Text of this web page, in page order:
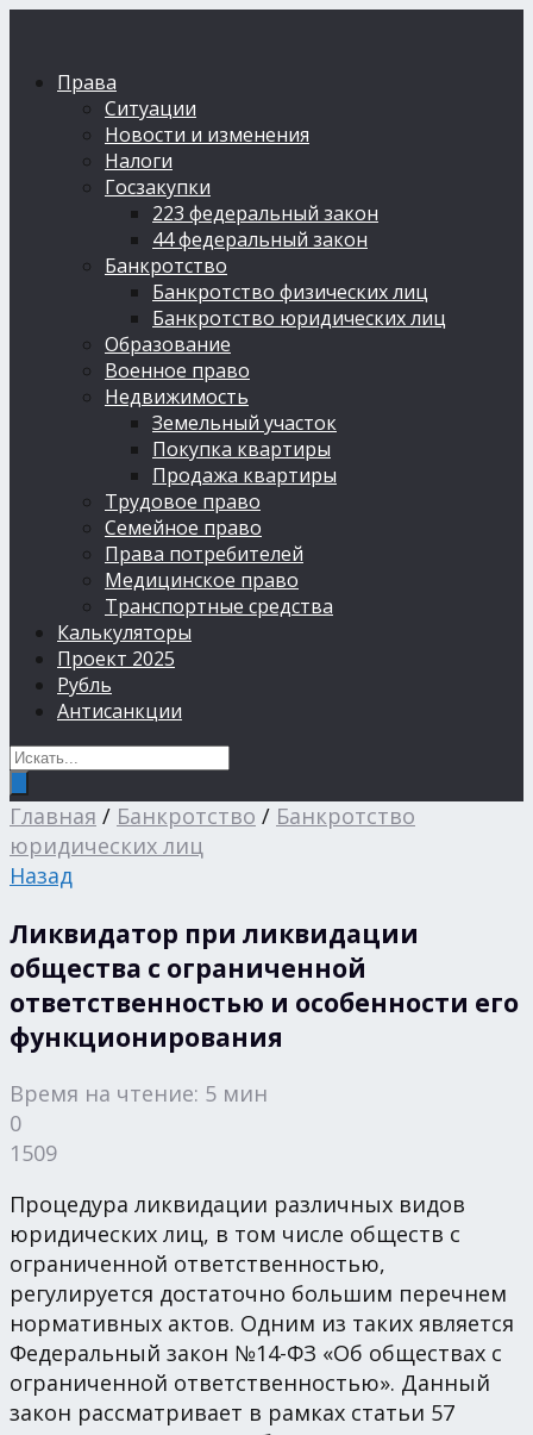
Права
Ситуации
Новости и изменения
Налоги
Госзакупки
223 федеральный закон
44 федеральный закон
Банкротство
Банкротство физических лиц
Банкротство юридических лиц
Образование
Военное право
Недвижимость
Земельный участок
Покупка квартиры
Продажа квартиры
Трудовое право
Семейное право
Права потребителей
Медицинское право
Транспортные средства
Калькуляторы
Проект 2025
Рубль
Антисанкции
Главная / Банкротство / Банкротство
юридических лиц
Назад
Ликвидатор при ликвидации
общества с ограниченной
ответственностью и особенности его
функционирования
Время на чтение: 5 мин
0
1509
Процедура ликвидации различных видов
юридических лиц, в том числе обществ с
ограниченной ответственностью,
регулируется достаточно большим перечнем
нормативных актов. Одним из таких является
Федеральный закон №14-ФЗ «Об обществах с
ограниченной ответственностью». Данный
закон рассматривает в рамках статьи 57